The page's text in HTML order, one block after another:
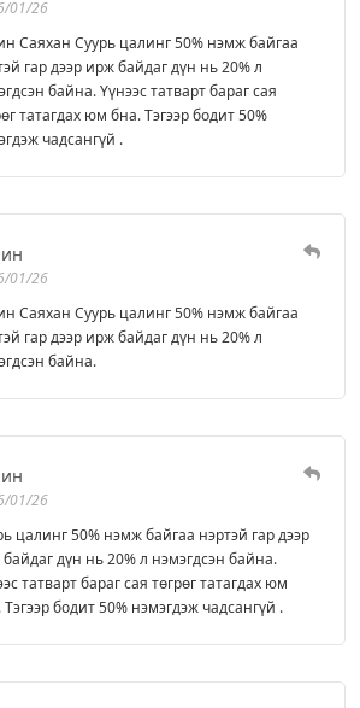
01/26
Саяхан Суурь цалинг 50% нэмж байгаа
гар дээр ирж байдаг дүн нь 20% л
байна. Үүнээс татварт бараг сая
татагдах юм бна. Тэгээр бодит 50%
чадсангүй .
01/26
Саяхан Суурь цалинг 50% нэмж байгаа
гар дээр ирж байдаг дүн нь 20% л
байна.
01/26
цалинг 50% нэмж байгаа нэртэй гар дээр
дүн нь 20% л нэмэгдсэн байна.
татварт бараг сая төгрөг татагдах юм
бодит 50% нэмэгдэж чадсангүй .